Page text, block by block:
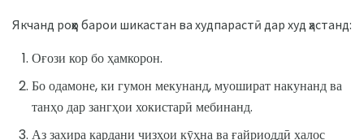
Якчанд роҳҳо барои шикастан ва худпарастӣ дар худ ҳастанд:
Оғози кор бо ҳамкорон.
Бо одамоне, ки гумон мекунанд, муошират накунанд ва
танҳо дар зангҳои хокистарӣ мебинанд.
Аз захира кардани чизҳои кӯҳна ва ғайриоддӣ халос